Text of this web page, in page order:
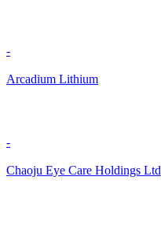
-
Arcadium Lithium
-
Chaoju Eye Care Holdings Ltd